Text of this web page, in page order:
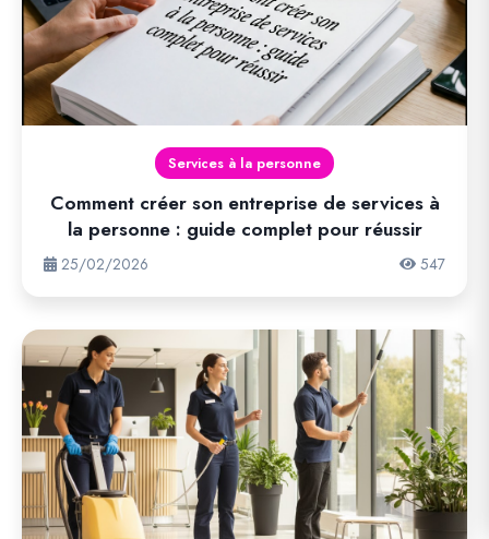
Services à la personne
Comment créer son entreprise de services à
la personne : guide complet pour réussir
25/02/2026 547